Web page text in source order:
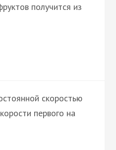
получится из
скоростью
первого на